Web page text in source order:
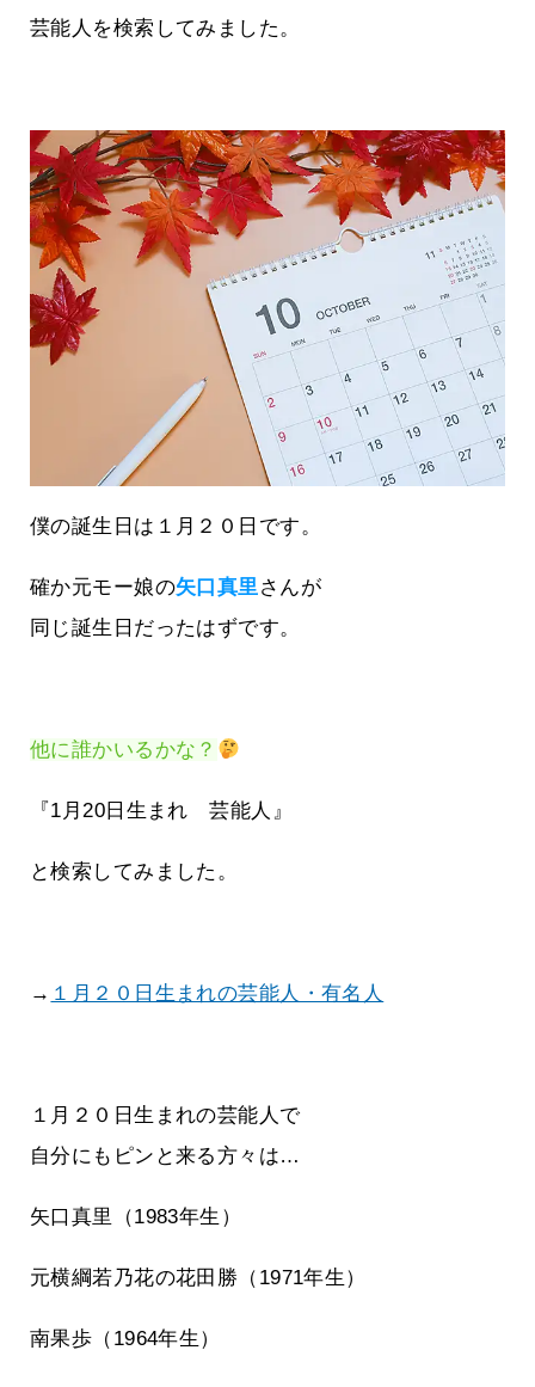
芸能人を検索してみました。
僕の誕生日は１月２０日です。
確か元モー娘の矢口真里さんが
同じ誕生日だったはずです。
他に誰かいるかな？
『1月20日生まれ 芸能人』
と検索してみました。
→ １月２０日生まれの芸能人・有名人
１月２０日生まれの芸能人で
自分にもピンと来る方々は…
矢口真里（1983年生）
元横綱若乃花の花田勝（1971年生）
南果歩（1964年生）